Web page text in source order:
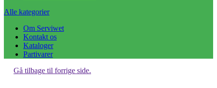
Alle kategorier
Om Serviwet
Kontakt os
Kataloger
Partivarer
Gå tilbage til forrige side.